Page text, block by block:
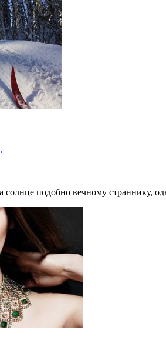
подобно вечному страннику,